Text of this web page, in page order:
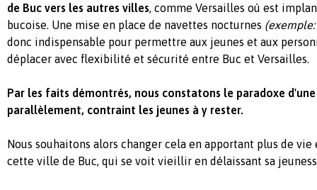
de Buc vers les autres villes, comme Versailles où est
bucoise. Une mise en place de navettes nocturnes
donc indispensable pour permettre aux jeunes et aux
déplacer avec flexibilité et sécurité entre Buc et Versailles.
Par les faits démontrés, nous constatons le paradoxe
parallèlement, contraint les jeunes à y rester.
Nous souhaitons alors changer cela en apportant plus de
cette ville de Buc, qui se voit vieillir en délaissant sa